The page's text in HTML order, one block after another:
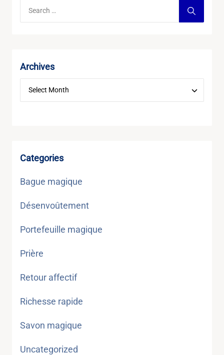
Archives
Categories
Bague magique
Désenvoûtement
Portefeuille magique
Prière
Retour affectif
Richesse rapide
Savon magique
Uncategorized